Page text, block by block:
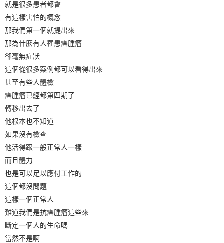
就是很多患者都會
有這樣害怕的概念
那我們第一個就提出來
那為什麼有人罹患癌腫瘤
卻毫無症狀
這個從很多案例都可以看得出來
甚至有些人體檢
癌腫瘤已經都第四期了
轉移出去了
他根本也不知道
如果沒有檢查
他活得跟一般正常人一樣
而且體力
也是可以足以應付工作的
這個都沒問題
這樣一個正常人
難道我們是抗癌腫瘤這些來
斷定一個人的生命嗎
當然不是啊